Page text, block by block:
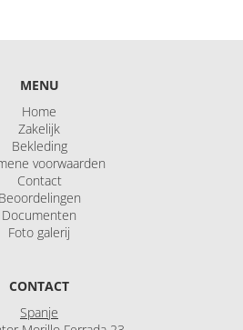
MENU
Home
Zakelijk
Bekleding
voorwaarden
Contact
Beoordelingen
Documenten
Foto galerij
CONTACT
Spanje